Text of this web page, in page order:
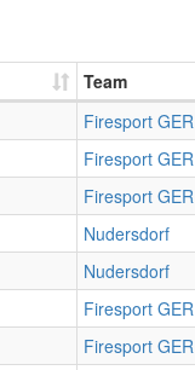
Team
Firesport GER
Firesport GER
Firesport GER
Nudersdorf
Nudersdorf
Firesport GER
Firesport GER